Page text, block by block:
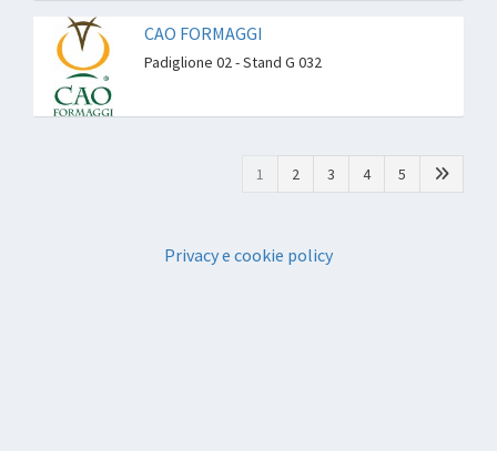
CAO FORMAGGI
Padiglione 02 - Stand G 032
1 2 3 4 5
Privacy e cookie policy